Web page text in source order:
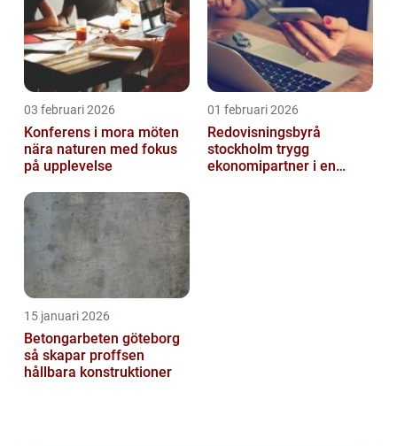
03 februari 2026
Konferens i mora möten
nära naturen med fokus
på upplevelse
01 februari 2026
Redovisningsbyrå
stockholm trygg
ekonomipartner i en
15 januari 2026
Betongarbeten göteborg
så skapar proffsen
hållbara konstruktioner